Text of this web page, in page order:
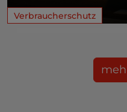
Verbraucherschutz